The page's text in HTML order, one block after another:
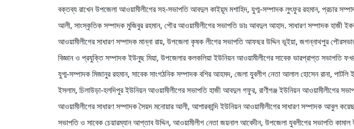
বক্তব্য রাখেন উপজেলা আওয়ামীলীগের সহ-সভাপতি আবদুল কাইয়ূম মশাহিদ, যুগ্ম-সম্পাদক লুৎফুর রহমান, প্রচার
আলী, সাংস্কৃতিক সম্পাদক মুজিবুর রহমান, পৌর আওয়ামীলীগের সভাপতি ডাঃ আবদুল আহাদ. সাধারণ সম্পাদক হাজী
আওয়ামীলীগের সাধারণ সম্পাদক মান্না রায়, উপজেলা কৃষক লীগের সভাপতি আফছর উদ্দিন ভূইয়া, জগন্নাথপুর
বিজ্ঞান ও প্রযুক্তি সম্পাদক ইউনুছ মিয়া, উপজেলার কলকলিয়া ইউনিয়ন আওয়ামীলীগের সাবেক ভারপ্রাপ্ত সভাপতি
যুগ্ম-সম্পাদক মিজানুর রহমান, সাবেক সাংগঠনিক সম্পাদক বশির আহমদ, জেলা যুবলীগ নেতা আলাল হোসেন রানা, পাটলি
ইসলাম, চিলাউড়া-হলদিপুর ইউনিয়ন আওয়ামীলীগের সভাপতি হাজী আবদুল গফুর, রাণীগঞ্জ ইউনিয়ন আওয়ামীলীগের
আওয়ামীলীগের সাধারণ সম্পাদক সৈয়দ মনোয়ার আলী, আশারকান্দি ইউনিয়ন আওয়ামীলীগের সাধারণ সম্পাদক আবুল
সভাপতি ও সাবেক চেয়ারম্যান আপ্তাব উদ্দিন, আওয়ামীলীগ নেতা জয়নাল আবেদীন, উপজেলা যুবলীগের সভাপতি কামাল